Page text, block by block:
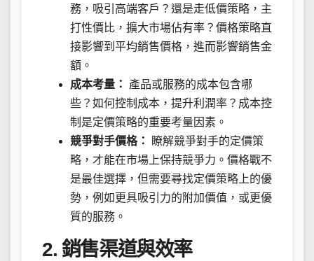
務，吸引高端客戶？還是走低價策略，主
打性價比，擴大市場佔有率？價格策略直
接影響到平均銷售價格，進而影響銷售金
額。
成本考量：
產品或服務的成本包含哪
些？如何控制成本，提升利潤率？成本控
制是定價策略的重要考量因素。
競爭對手價格：
瞭解競爭對手的定價策
略，才能在市場上保持競爭力。價格戰不
是最佳選擇，但需要尋找定價策略上的優
勢，例如更具吸引力的附加價值，或更優
質的服務。
2. 銷售渠道與效率